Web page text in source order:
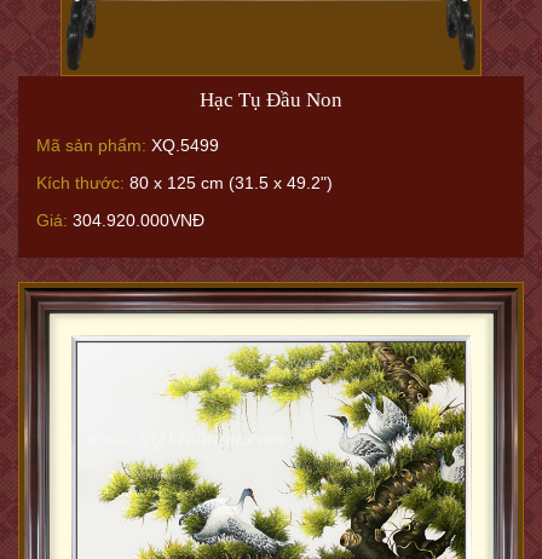
Hạc Tụ Đầu Non
Mã sản phẩm: XQ.5499
Kích thước: 80 x 125 cm (31.5 x 49.2")
Giá: 304.920.000VNĐ